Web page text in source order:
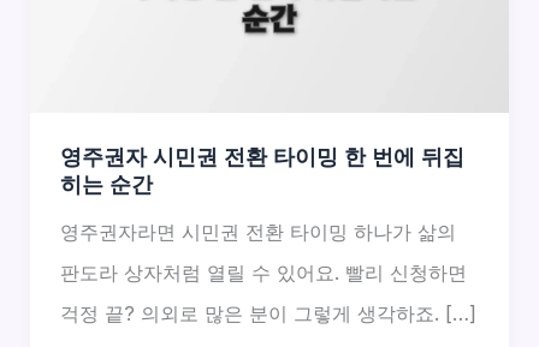
영주권자 시민권 전환 타이밍 한 번에 뒤집
히는 순간
영주권자라면 시민권 전환 타이밍 하나가 삶의
판도라 상자처럼 열릴 수 있어요. 빨리 신청하면
걱정 끝? 의외로 많은 분이 그렇게 생각하죠. […]